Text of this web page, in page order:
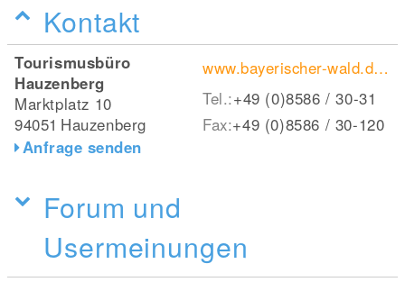
Kontakt
Tourismusbüro
Hauzenberg
Marktplatz 10
94051 Hauzenberg
Anfrage senden
www.bayerischer-wald.de/attraktion/freudensee-bei-hauzenberg-c9bd367526
Tel.:+49 (0)8586 / 30-31
Fax:+49 (0)8586 / 30-120
Forum und
Usermeinungen